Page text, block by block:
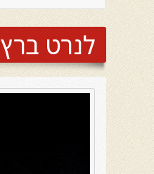
לנרט ברץ